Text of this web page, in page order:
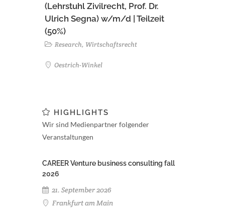
(Lehrstuhl Zivilrecht, Prof. Dr.
Ulrich Segna) w/m/d | Teilzeit
(50%)
Research, Wirtschaftsrecht
Oestrich-Winkel
HIGHLIGHTS
Wir sind Medienpartner folgender
Veranstaltungen
CAREER Venture business consulting fall
2026
21. September 2026
Frankfurt am Main